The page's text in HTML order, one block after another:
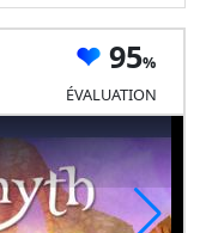
95
ÉVALUATION